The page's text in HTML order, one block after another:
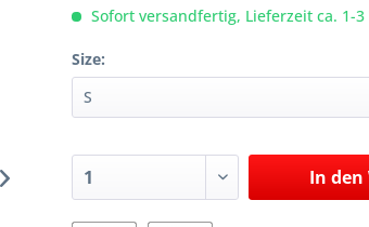
Sofort versandfertig, Lieferzeit ca. 1-3
Size:
In den